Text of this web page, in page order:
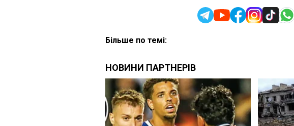
Більше по темі: